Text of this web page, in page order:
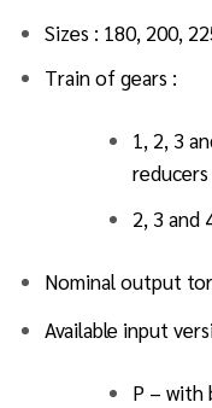
Sizes : 180, 200,
Train of gears :
1, 2, 3
reducers
2, 3 and
Nominal output
Available input
P – with